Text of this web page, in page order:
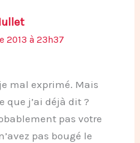
2013 à 23h37
mal exprimé. Mais
que j’ai déjà dit ?
pas votre
pas bougé le